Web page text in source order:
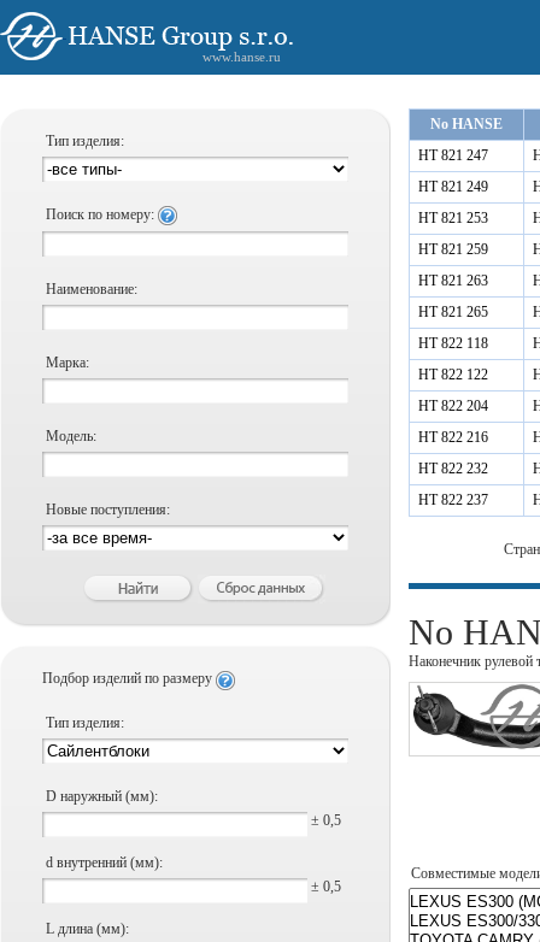
www.hanse.ru
Тип изделия:
Поиск по номеру:
Наименование:
Марка:
Модель:
Новые поступления:
Подбор изделий по размеру
Тип изделия:
D наружный (мм):
± 0,5
d внутренний (мм):
± 0,5
L длина (мм):
No HANSE
HT 821 247
HT 821 249
HT 821 253
HT 821 259
HT 821 263
HT 821 265
HT 822 118
HT 822 122
HT 822 204
HT 822 216
HT 822 232
HT 822 237
No
Наконечник рулевой
Совместимые